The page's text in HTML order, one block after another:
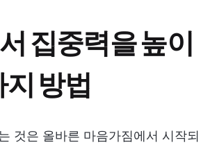
집중력을 높이
방법
것은 올바른 마음가짐에서 시작되